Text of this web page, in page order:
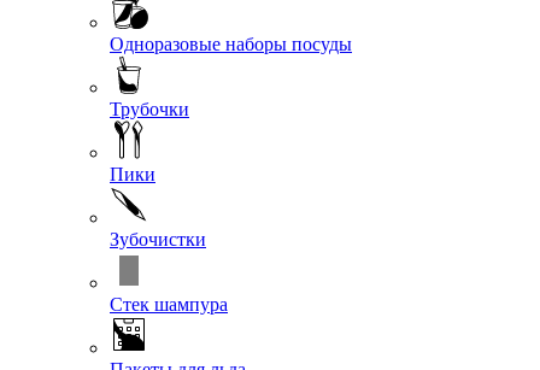
Одноразовые наборы посуды
Трубочки
Пики
Зубочистки
Стек шампура